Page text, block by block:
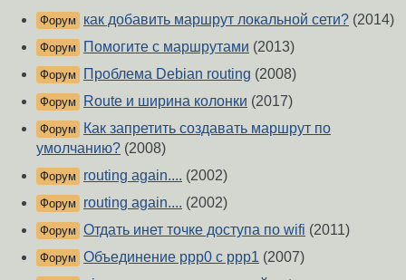
Форум как добавить маршрут локальной сети? (2014)
Форум Помогите с маршрутами (2013)
Форум Проблема Debian routing (2008)
Форум Route и ширина колонки (2017)
Форум
Как запретить создавать маршрут по
умолчанию? (2008)
Форум routing again.... (2002)
Форум routing again.... (2002)
Форум Отдать инет точке доступа по wifi (2011)
Форум Объединение ppp0 c ppp1 (2007)